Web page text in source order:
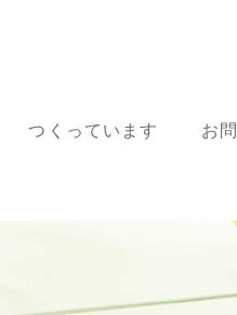
つくっています お